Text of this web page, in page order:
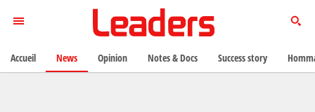
Accueil News Opinion Notes & Docs Success story